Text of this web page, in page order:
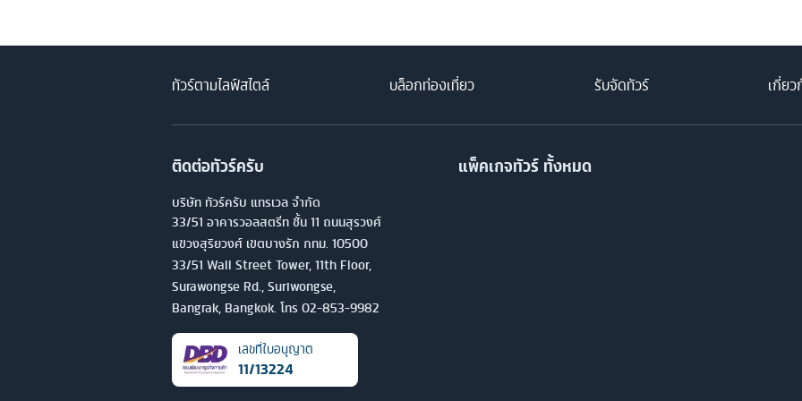
ทัวร์ตามไลฟ์สไตล์ บล็อกท่องเที่ยว รับจัดทัวร์ เกี่ยว
ติดต่อทัวร์ครับ
บริษัท ทัวร์ครับ แทรเวล จำกัด
33/51 อาคารวอลสตรีท ชั้น 11 ถนนสุรวงศ์
แขวงสุริยวงศ์ เขตบางรัก กทม. 10500
33/51 Wall Street Tower, 11th Floor,
Surawongse Rd., Suriwongse,
Bangrak, Bangkok. โทร 02-853-9982
เลขที่ใบอนุญาต
11/13224
แพ็คเกจทัวร์ ทั้งหมด